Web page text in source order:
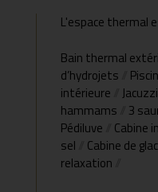
L'espace thermal
Bain thermal
d’hydrojets
intérieure
hammams
3
Pédiluve
Cabine
sel
Cabine de
relaxation